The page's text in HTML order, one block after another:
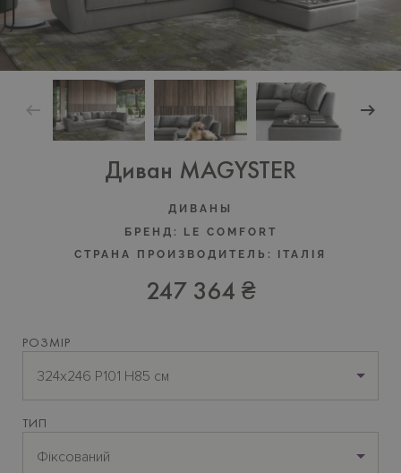
Диван MAGYSTER
ДИВАНЫ
БРЕНД:
LE COMFORT
СТРАНА ПРОИЗВОДИТЕЛЬ:
ІТАЛІЯ
247 364 ₴
РОЗМІР
324x246 P101 H85 см
ТИП
Фіксований